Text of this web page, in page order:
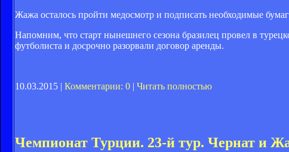
Жажа осталось пройти медосмотр и подписать необходимые
Напомним, что старт нынешнего сезона бразилец провел в
футболиста и досрочно разорвали договор аренды.
10.03.2015 | Комментарии: 0 | Читать полностью
Чемпионат Турции. 23-й тур. Чернат и